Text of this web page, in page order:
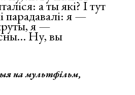
а ты які? І тут
парадавалі: я —
я —
Ну, вы
на мультфільм,